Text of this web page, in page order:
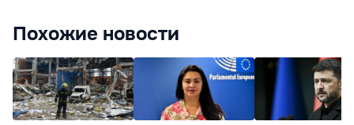
Похожие новости